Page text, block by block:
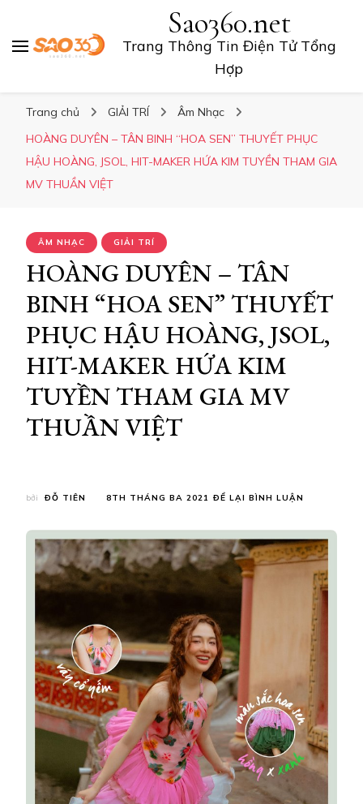
Sao360.net
Trang Thông Tin Điện Tử Tổng
Hợp
Trang chủ GIẢI TRÍ
Âm Nhạc
HOÀNG DUYÊN – TÂN BINH “HOA SEN” THUYẾT PHỤC
HẬU HOÀNG, JSOL, HIT-MAKER HỨA KIM TUYỀN THAM GIA
MV THUẦN VIỆT
ÂM NHẠC GIẢI TRÍ
HOÀNG DUYÊN – TÂN
BINH “HOA SEN” THUYẾT
PHỤC HẬU HOÀNG, JSOL,
HIT-MAKER HỨA KIM
TUYỀN THAM GIA MV
THUẦN VIỆT
bởi ĐỖ TIÊN 8TH THÁNG BA 2021 ĐỂ LẠI BÌNH LUẬN
–
TÂN
BINH
“HOA
SEN”
THUYẾT
PHỤC
HẬU
HOÀNG,
JSOL,
HIT-
MAKER
HỨA
KIM
TUYỀN
THAM
GIA